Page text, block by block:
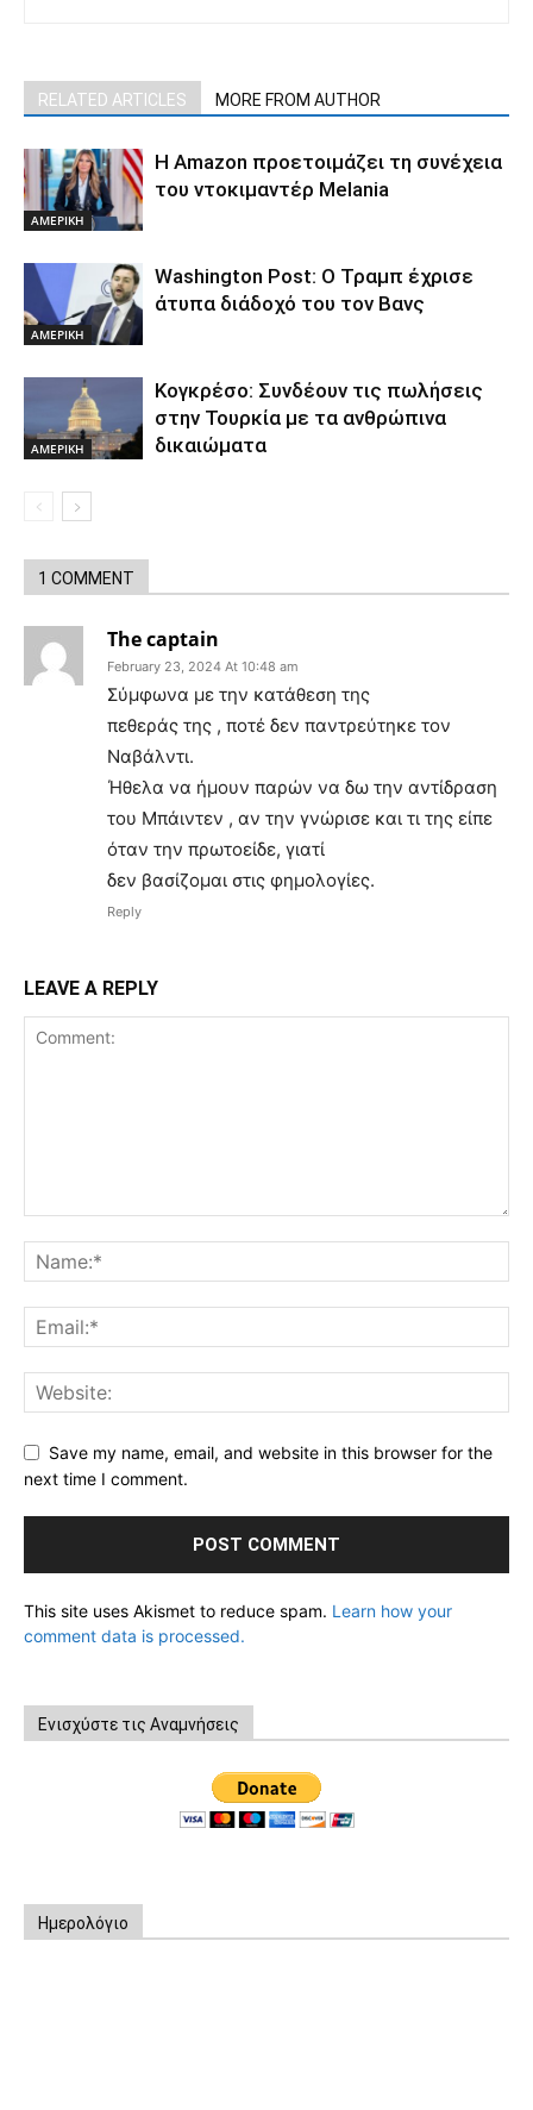
RELATED ARTICLES MORE FROM AUTHOR
ΑΜΕΡΙΚΗ
Η Amazon προετοιμάζει τη συνέχεια
του ντοκιμαντέρ Melania
ΑΜΕΡΙΚΗ
Washington Post: Ο Τραμπ έχρισε
άτυπα διάδοχό του τον Βανς
ΑΜΕΡΙΚΗ
Κογκρέσο: Συνδέουν τις πωλήσεις
στην Τουρκία με τα ανθρώπινα
δικαιώματα
1 COMMENT
The captain
February 23, 2024 At 10:48 am
Σύμφωνα με την κατάθεση της
πεθεράς της , ποτέ δεν παντρεύτηκε τον
Ναβάλντι.
Ήθελα να ήμουν παρών να δω την αντίδραση
του Μπάιντεν , αν την γνώρισε και τι της είπε
όταν την πρωτοείδε, γιατί
δεν βασίζομαι στις φημολογίες.
Reply
LEAVE A REPLY
Save my name, email, and website in this browser for the
next time I comment.
This site uses Akismet to reduce spam. Learn how your
comment data is processed.
Ενισχύστε τις Αναμνήσεις
Ημερολόγιο